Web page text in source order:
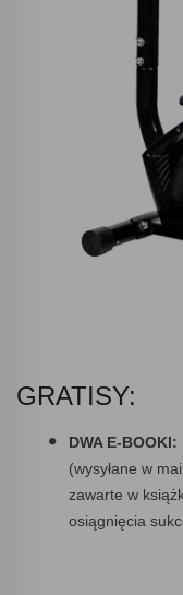
GRATISY:
DWA E-BOOKI:
(wysyłane w
zawarte w
osiągnięcia